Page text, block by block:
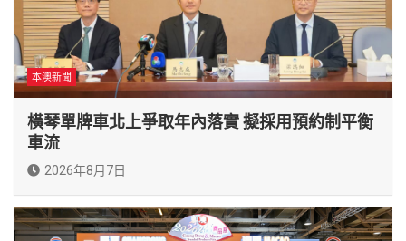
本澳新聞
橫琴單牌車北上爭取年內落實 擬採用預約制平衡
車流
2026年8月7日